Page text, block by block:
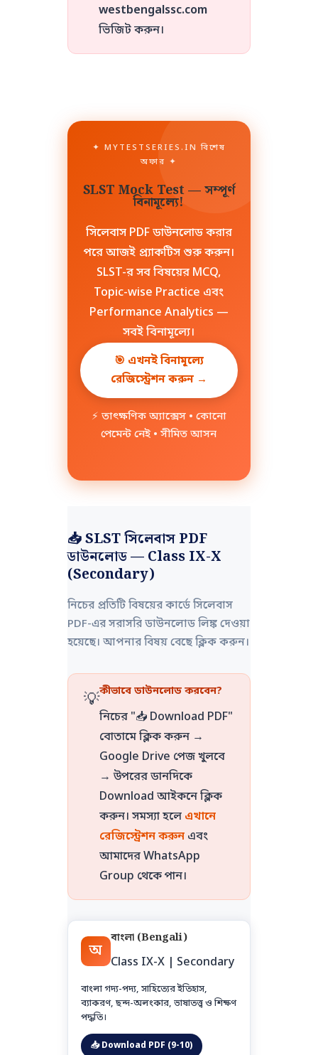
westbengalssc.com
ভিজিট করুন।
✦ MYTESTSERIES.IN বিশেষ
অফার ✦
SLST Mock Test — সম্পূর্ণ
বিনামূল্যে!
সিলেবাস PDF ডাউনলোড করার
পরে আজই প্র্যাকটিস শুরু করুন।
SLST-র সব বিষয়ের MCQ,
Topic-wise Practice এবং
Performance Analytics —
সবই বিনামূল্যে।
🎯 এখনই বিনামূল্যে
রেজিস্ট্রেশন করুন →
⚡ তাৎক্ষণিক অ্যাক্সেস • কোনো
পেমেন্ট নেই • সীমিত আসন
📥 SLST সিলেবাস PDF
ডাউনলোড — Class IX-X
(Secondary)
নিচের প্রতিটি বিষয়ের কার্ডে সিলেবাস
PDF-এর সরাসরি ডাউনলোড লিঙ্ক দেওয়া
হয়েছে। আপনার বিষয় বেছে ক্লিক করুন।
💡কীভাবে ডাউনলোড করবেন?
নিচের "📥 Download PDF"
বোতামে ক্লিক করুন →
Google Drive পেজ খুলবে
→ উপরের ডানদিকে
Download আইকনে ক্লিক
করুন। সমস্যা হলে এখানে
রেজিস্ট্রেশন করুনএবং
আমাদের WhatsApp
Group থেকে পান।
অ
বাংলা (Bengali)
Class IX-X | Secondary
বাংলা গদ্য-পদ্য, সাহিত্যের ইতিহাস,
ব্যাকরণ, ছন্দ-অলংকার, ভাষাতত্ত্ব ও শিক্ষণ
পদ্ধতি।
📥 Download PDF (9-10)